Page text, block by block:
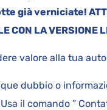
già verniciate!
CON LA VERSIONE
valore alla tua
dubbio o
il comando ”